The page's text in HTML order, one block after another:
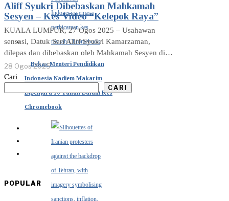
Bekas Menteri Pendidikan
Indonesia Nadiem Makarim
Dipenjara 10 Tahun Dalam Kes
Chromebook
Aliff Syukri Dibebaskan Mahkamah
Sesyen – Kes Video “Kelepok Raya”
KUALA LUMPUR, 27 Ogos 2025 – Usahawan
sensasi, Datuk Seri Aliff Syukri Kamarzaman,
dilepas dan dibebaskan oleh Mahkamah Sesyen di…
28 Ogos 2025
Cari
CARI
POPULAR